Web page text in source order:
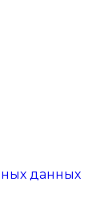
данных